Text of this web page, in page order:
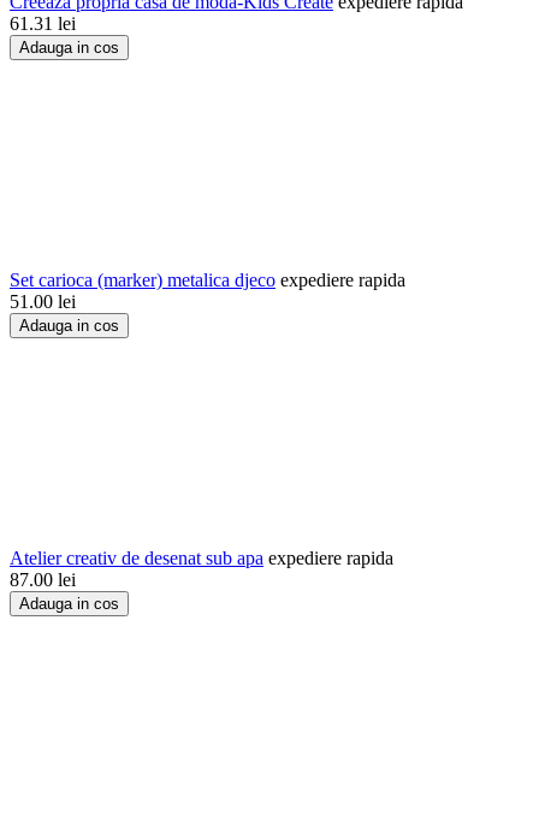
61.31 lei
Adauga in cos
Set carioca (marker) metalica djeco expediere rapida
51.00 lei
Adauga in cos
Atelier creativ de desenat sub apa expediere rapida
87.00 lei
Adauga in cos